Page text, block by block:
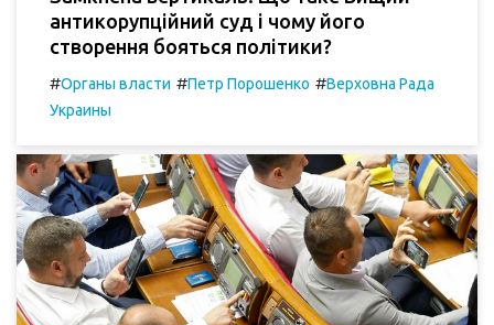
антикорупційний суд і чому його
створення бояться політики?
#Органы власти #Петр Порошенко #Верховна Рада
Украины